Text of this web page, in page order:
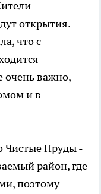
открытия.
что с
очень важно,
и в
Чистые Пруды -
район, где
поэтому